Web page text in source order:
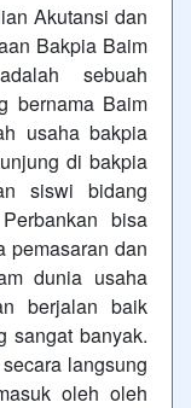
Akutansi dan
Bakpia Baim
sebuah
bernama Baim
usaha bakpia
di bakpia
siswi bidang
bisa
pemasaran dan
dunia usaha
berjalan baik
sangat banyak.
langsung
oleh oleh